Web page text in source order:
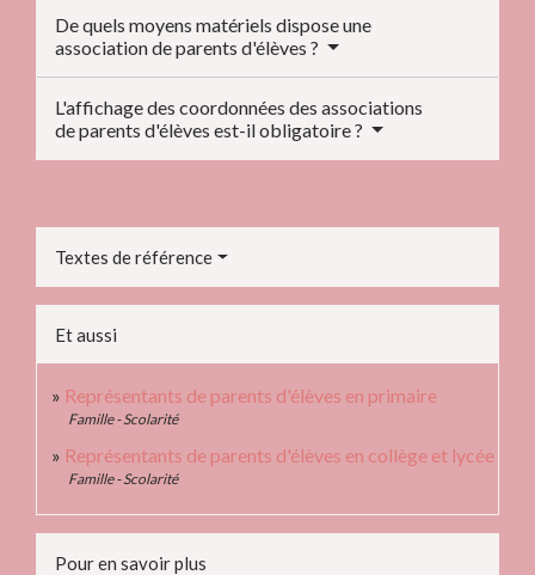
De quels moyens matériels dispose une
association de parents d'élèves ?
L'affichage des coordonnées des associations
de parents d'élèves est-il obligatoire ?
Textes de référence
Et aussi
Représentants de parents d'élèves en primaire
Famille - Scolarité
Représentants de parents d'élèves en collège et lycée
Famille - Scolarité
Pour en savoir plus